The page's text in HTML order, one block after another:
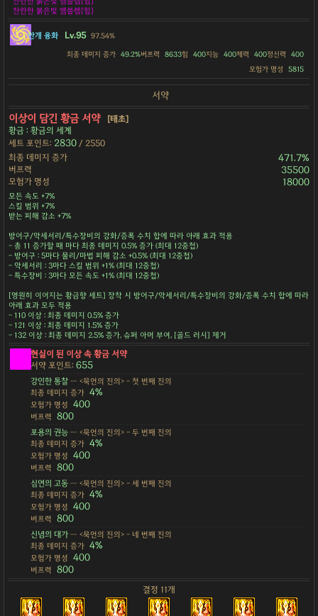
찬란한 붉은빛 엠블렘[힘]
안개 융화 Lv.95 97.54%
최종 데미지 증가 49.2%버프력 8633힘 400지능 400체력 400정신력
400
모험가 명성
5815
서약
이상이 담긴 황금 서약
[태초]
황금 : 황금의 세계
세트 포인트: 2830 / 2550
최종 데미지 증가
471.7%
버프력 35500
모험가 명성 18000
모든 속도 +7%
스킬 범위 +7%
받는 피해 감소 +7%
방어구/악세서리/특수장비의 강화/증폭 수치 합에 따라 아래 효과 적용
- 총 11 증가할 때 마다 최종 데미지 0.5% 증가 (최대 12중첩)
- 방어구 : 5마다 물리/마법 피해 감소 +0.5% (최대 12중첩)
- 악세서리 : 3마다 스킬 범위 +1% (최대 12중첩)
- 특수장비 : 3마다 모든 속도 +1% (최대 12중첩)
[영원히 이어지는 황금향 세트] 장착 시 방어구/악세서리/특수장비의 강화/증폭 수치 합에 따라
아래 효과 모두 적용
- 110 이상 : 최종 데미지 0.5% 증가
- 121 이상 : 최종 데미지 1.5% 증가
- 132 이상 : 최종 데미지 2.5% 증가, 슈퍼 아머 부여, [골드 러시] 제거
현실이 된 이상 속 황금 서약
서약 포인트:655
강인한 통찰— <묵언의 진의> - 첫 번째 진의
최종 데미지 증가 4%
모험가 명성 400
버프력 800
포용의 권능— <묵언의 진의> - 두 번째 진의
최종 데미지 증가 4%
모험가 명성 400
버프력 800
심연의 고동— <묵언의 진의> - 세 번째 진의
최종 데미지 증가 4%
모험가 명성 400
버프력 800
신념의 대가— <묵언의 진의> - 네 번째 진의
최종 데미지 증가 4%
모험가 명성 400
버프력 800
결정 11개